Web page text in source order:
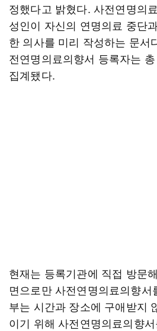
정했다고 밝혔다. 사전연명의
성인이 자신의 연명의료 중단
한 의사를 미리 작성하는 문서
전연명의료의향서 등록자는
집계됐다.
현재는 등록기관에 직접 방문
면으로만 사전연명의료의향
부는 시간과 장소에 구애받지
이기 위해 사전연명의료의향